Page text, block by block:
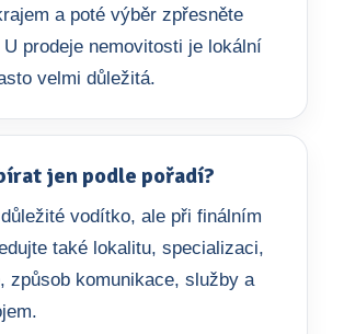
a poté výběr zpřesněte
prodeje nemovitosti je lokální
velmi důležitá.
jen podle pořadí?
vodítko, ale při finálním
také lokalitu, specializaci,
způsob komunikace, služby a